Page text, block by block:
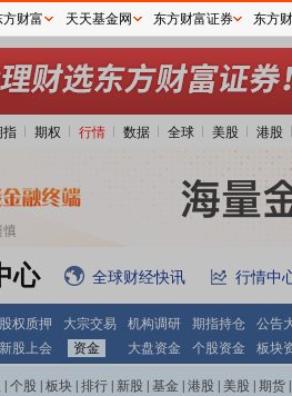
指 期权 行情 数据 全球 美股 港股
心 全球财经快讯 行情中
股权质押 大宗交易 机构调研 期指持仓
公告
新股上会 资金 大盘资金 个股资金 板块
个股 板块 排行 新股 基金 港股 美股 期货
方财富 天天基金网 东方财富证券 东方